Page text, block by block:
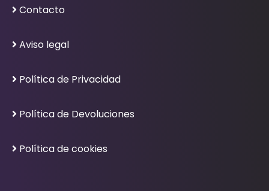
Contacto
Aviso legal
Política de Privacidad
Política de Devoluciones
Política de cookies